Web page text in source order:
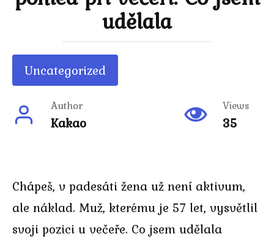
udělala
Uncategorized
Author
Kakao
Views
35
Chápeš, v padesáti žena už není aktivum,
ale náklad. Muž, kterému je 57 let, vysvětlil
svoji pozici u večeře. Co jsem udělala